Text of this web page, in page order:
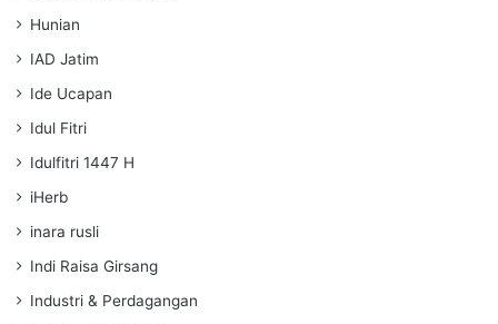
Hunian
IAD Jatim
Ide Ucapan
Idul Fitri
Idulfitri 1447 H
iHerb
inara rusli
Indi Raisa Girsang
Industri & Perdagangan